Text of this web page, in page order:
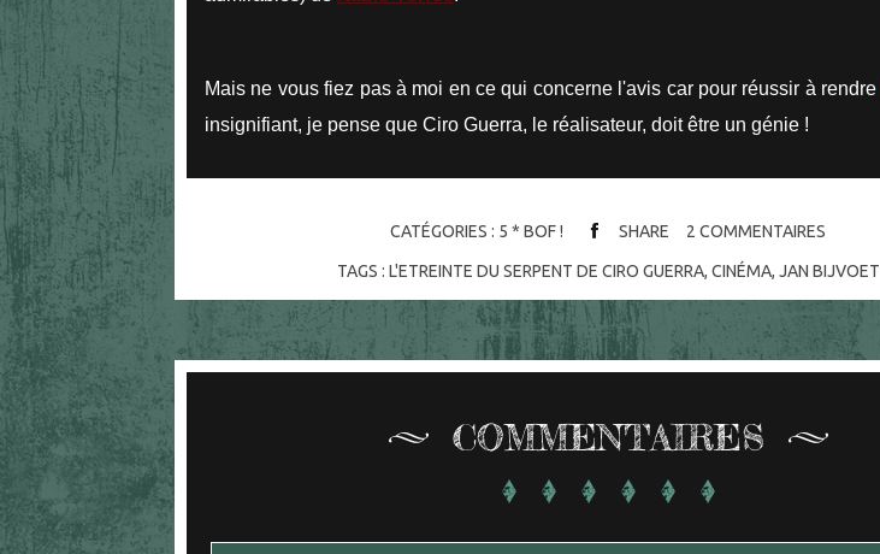
Mais ne vous fiez pas à moi en ce qui concerne l'avis car pour réussir à rendre
insignifiant, je pense que Ciro Guerra, le réalisateur, doit être un génie !
CATÉGORIES : 5 * BOF ! SHARE 2 COMMENTAIRES
TAGS : L'ETREINTE DU SERPENT DE CIRO GUERRA, CINÉMA, JAN BIJVOET
COMMENTAIRES